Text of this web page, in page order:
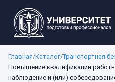
Главная/Каталог/Транспортная
Повышение квалификации
наблюдение и (или)